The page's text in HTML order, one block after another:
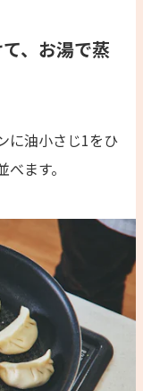
、お湯で蒸
に油小さじ1をひ
ます。